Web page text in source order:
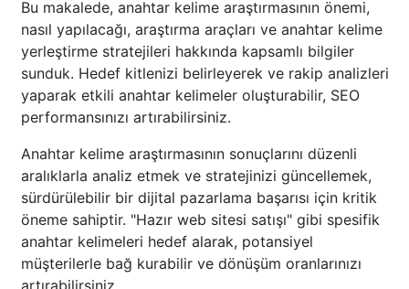
Bu makalede, anahtar kelime araştırmasının önemi,
nasıl yapılacağı, araştırma araçları ve anahtar kelime
yerleştirme stratejileri hakkında kapsamlı bilgiler
sunduk. Hedef kitlenizi belirleyerek ve rakip analizleri
yaparak etkili anahtar kelimeler oluşturabilir, SEO
performansınızı artırabilirsiniz.
Anahtar kelime araştırmasının sonuçlarını düzenli
aralıklarla analiz etmek ve stratejinizi güncellemek,
sürdürülebilir bir dijital pazarlama başarısı için kritik
öneme sahiptir. "Hazır web sitesi satışı" gibi spesifik
anahtar kelimeleri hedef alarak, potansiyel
müşterilerle bağ kurabilir ve dönüşüm oranlarınızı